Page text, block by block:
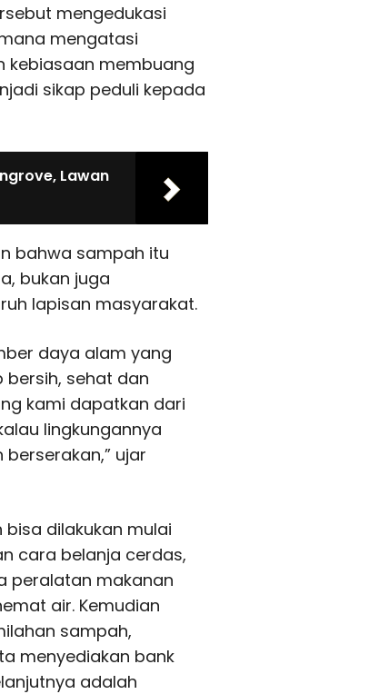
mengedukasi
mengatasi
kebiasaan membuang
sikap peduli kepada
Lawan
bahwa sampah itu
bukan juga
lapisan masyarakat.
daya alam yang
bersih, sehat dan
kami dapatkan dari
lingkungannya
ujar
dilakukan mulai
cara belanja cerdas,
peralatan makanan
air. Kemudian
sampah,
menyediakan bank
adalah